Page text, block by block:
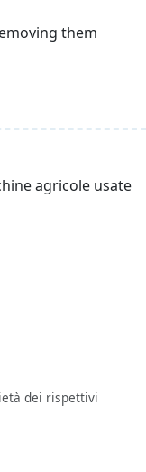
them
agricole usate
dei rispettivi